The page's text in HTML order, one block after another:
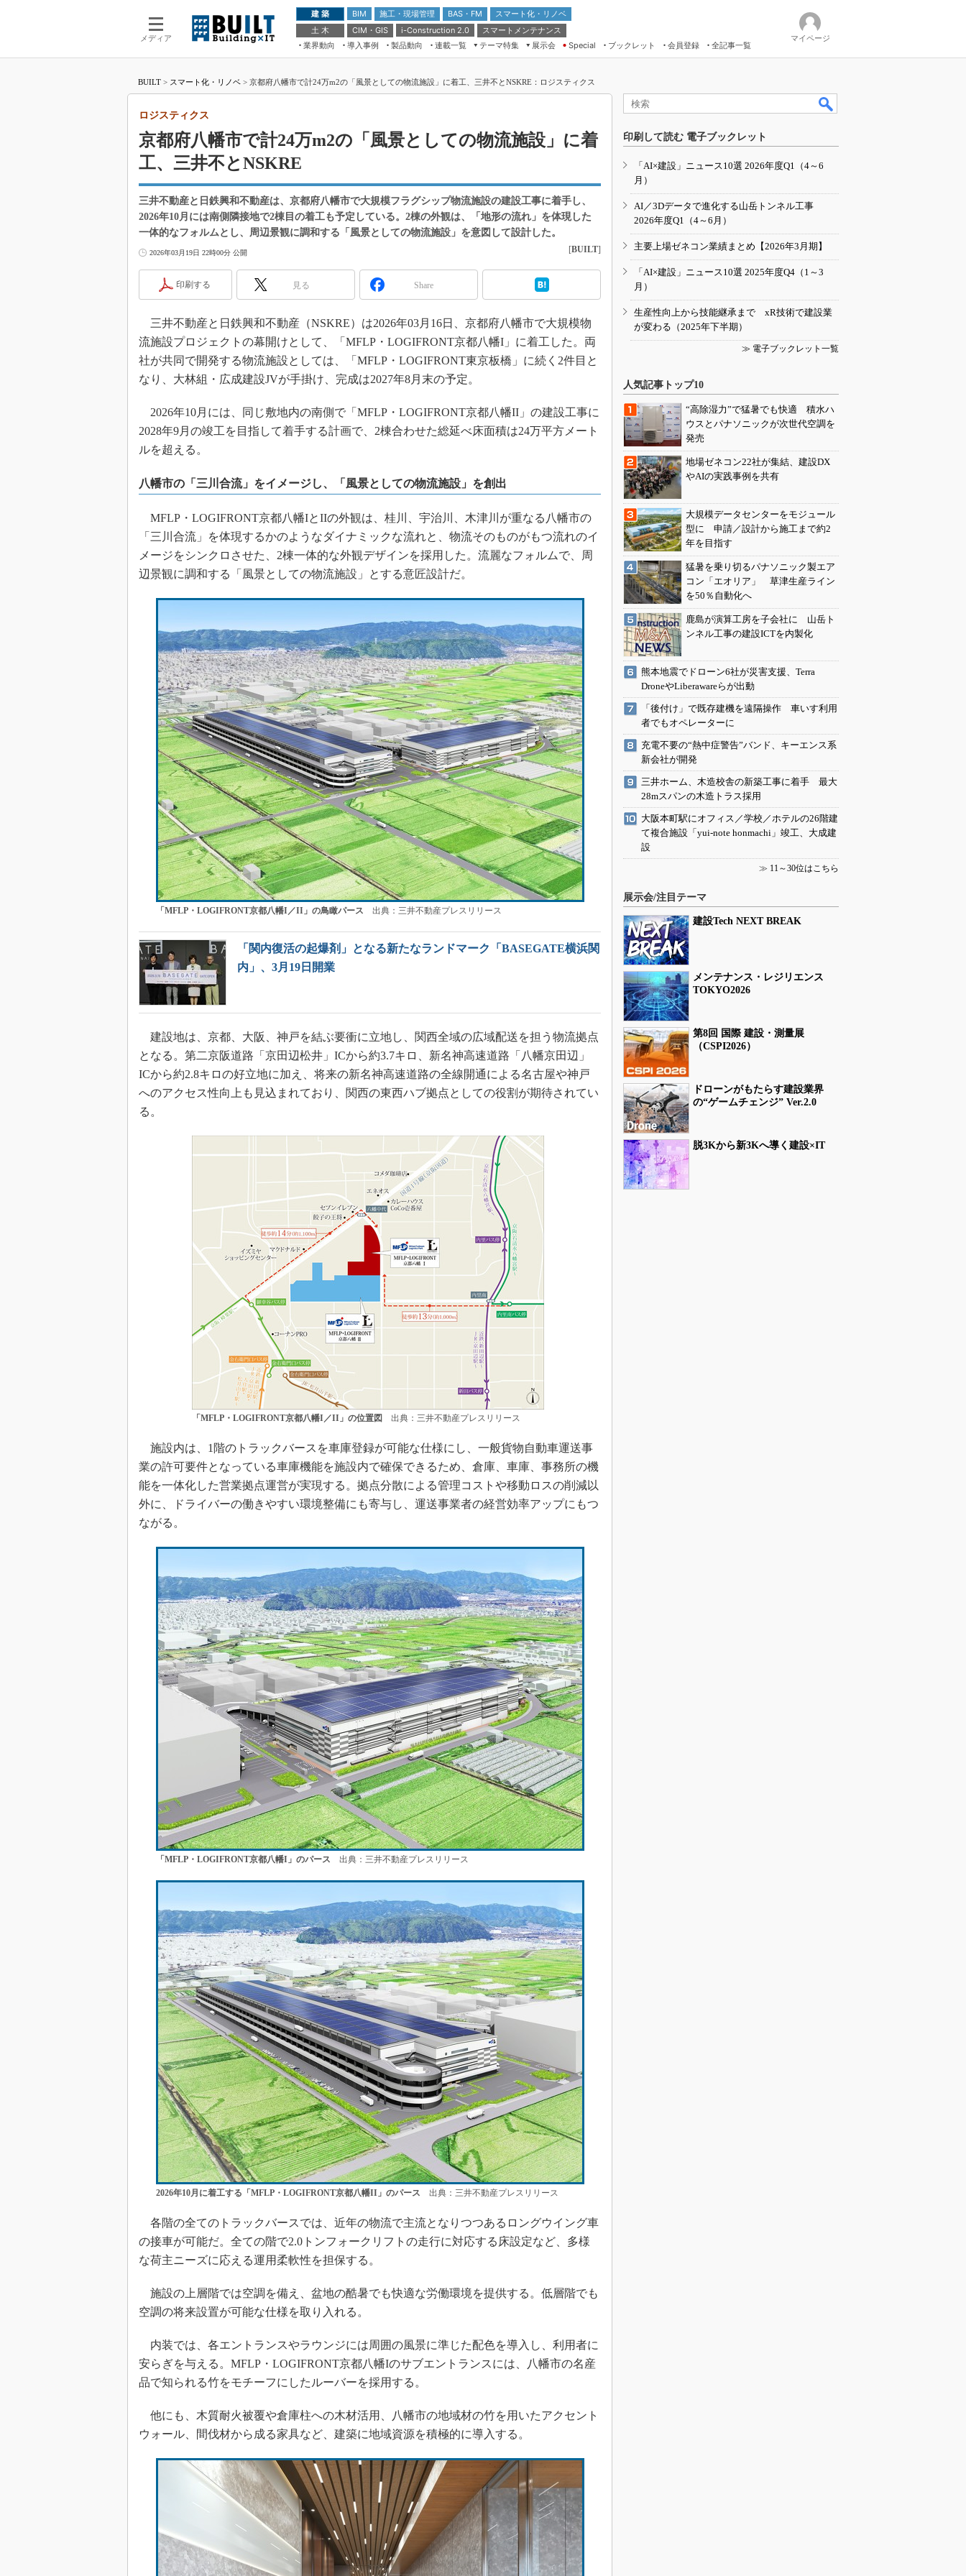
メディア
建 築 BIM 施工・現場管理 BAS・FM
スマート化・リノベ
土 木
CIM・GIS i-Construction 2.0
スマートメンテナンス
業界動向
導入事例 製品動向 連載一覧
テーマ特集
ドローンがもたらす建設業界の“ゲー
ムチェンジ” Ver.2.0
“Society5.0”時代のスマートビル
展示会
第8回 国際 建設・測量展
築・土木・不動産の先端技術展－
メンテナンス・レジリエンスOSAKA
日本 ものづくりワールド 2020
メンテナンス・レジリエンスTOKYO
IGAS2018
Special ブックレット 会員登録 全記事一覧
マイページ
BUILT > スマート化・リノベ > 京都府八幡市で計24万m2の「風景としての物流施設」に着工、三井不とNSKRE：ロジスティクス
京都府八幡市で計24万m2の「風景としての物流施設」に着
工、三井不とNSKRE
ロジスティクス
三井不動産と日鉄興和不動産は、京都府八幡市で大規模フラグシップ物流施設の建設工事に着手し、
2026年10月には南側隣接地で2棟目の着工も予定している。2棟の外観は、「地形の流れ」を体現した
一体的なフォルムとし、周辺景観に調和する「風景としての物流施設」を意図して設計した。
2026年03月19日 22時00分 公開 [BUILT]
印刷する 見る Share
三井不動産と日鉄興和不動産（NSKRE）は2026年03月16日、京都府八幡市で大規模物
流施設プロジェクトの幕開けとして、「MFLP・LOGIFRONT京都八幡I」に着工した。両
社が共同で開発する物流施設としては、「MFLP・LOGIFRONT東京板橋」に続く2件目と
なり、大林組・広成建設JVが手掛け、完成は2027年8月末の予定。
2026年10月には、同じ敷地内の南側で「MFLP・LOGIFRONT京都八幡II」の建設工事に
2028年9月の竣工を目指して着手する計画で、2棟合わせた総延べ床面積は24万平方メート
ルを超える。
八幡市の「三川合流」をイメージし、「風景としての物流施設」を創出
MFLP・LOGIFRONT京都八幡IとIIの外観は、桂川、宇治川、木津川が重なる八幡市の
「三川合流」を体現するかのようなダイナミックな流れと、物流そのものがもつ流れのイ
メージをシンクロさせた、2棟一体的な外観デザインを採用した。流麗なフォルムで、周
辺景観に調和する「風景としての物流施設」とする意匠設計だ。
「MFLP・LOGIFRONT京都八幡I／II」の鳥瞰パース 出典：三井不動産プレスリリース
「関内復活の起爆剤」となる新たなランドマーク「BASEGATE横浜関
内」、3月19日開業
建設地は、京都、大阪、神戸を結ぶ要衝に立地し、関西全域の広域配送を担う物流拠点
となる。第二京阪道路「京田辺松井」ICから約3.7キロ、新名神高速道路「八幡京田辺」
ICから約2.8キロの好立地に加え、将来の新名神高速道路の全線開通による名古屋や神戸
へのアクセス性向上も見込まれており、関西の東西ハブ拠点としての役割が期待されてい
る。
「MFLP・LOGIFRONT京都八幡I／II」の位置図 出典：三井不動産プレスリリース
施設内は、1階のトラックバースを車庫登録が可能な仕様にし、一般貨物自動車運送事
業の許可要件となっている車庫機能を施設内で確保できるため、倉庫、車庫、事務所の機
能を一体化した営業拠点運営が実現する。拠点分散による管理コストや移動ロスの削減以
外に、ドライバーの働きやすい環境整備にも寄与し、運送事業者の経営効率アップにもつ
ながる。
「MFLP・LOGIFRONT京都八幡I」のパース 出典：三井不動産プレスリリース
2026年10月に着工する「MFLP・LOGIFRONT京都八幡II」のパース 出典：三井不動産プレスリリース
各階の全てのトラックバースでは、近年の物流で主流となりつつあるロングウイング車
の接車が可能だ。全ての階で2.0トンフォークリフトの走行に対応する床設定など、多様
な荷主ニーズに応える運用柔軟性を担保する。
施設の上層階では空調を備え、盆地の酷暑でも快適な労働環境を提供する。低層階でも
空調の将来設置が可能な仕様を取り入れる。
内装では、各エントランスやラウンジには周囲の風景に準じた配色を導入し、利用者に
安らぎを与える。MFLP・LOGIFRONT京都八幡Iのサブエントランスには、八幡市の名産
品で知られる竹をモチーフにしたルーバーを採用する。
他にも、木質耐火被覆や倉庫柱への木材活用、八幡市の地域材の竹を用いたアクセント
ウォール、間伐材から成る家具など、建築に地域資源を積極的に導入する。
印刷して読む 電子ブックレット
「AI×建設」ニュース10選 2026年度Q1（4～6
月）
AI／3Dデータで進化する山岳トンネル工事
2026年度Q1（4～6月）
主要上場ゼネコン業績まとめ【2026年3月期】
「AI×建設」ニュース10選 2025年度Q4（1～3
月）
生産性向上から技能継承まで xR技術で建設業
が変わる（2025年下半期）
≫ 電子ブックレット一覧
人気記事トップ10
“高除湿力”で猛暑でも快適 積水ハ
ウスとパナソニックが次世代空調を
発売
地場ゼネコン22社が集結、建設DX
やAIの実践事例を共有
大規模データセンターをモジュール
型に 申請／設計から施工まで約2
年を目指す
猛暑を乗り切るパナソニック製エア
コン「エオリア」 草津生産ライン
を50％自動化へ
鹿島が演算工房を子会社に 山岳ト
ンネル工事の建設ICTを内製化
熊本地震でドローン6社が災害支援、Terra
DroneやLiberawareらが出動
「後付け」で既存建機を遠隔操作 車いす利用
者でもオペレーターに
充電不要の“熱中症警告”バンド、キーエンス系
新会社が開発
三井ホーム、木造校舎の新築工事に着手 最大
28mスパンの木造トラス採用
大阪本町駅にオフィス／学校／ホテルの26階建
て複合施設「yui-note honmachi」竣工、大成建
設
≫ 11～30位はこちら
展示会/注目テーマ
建設Tech NEXT BREAK
メンテナンス・レジリエンス
TOKYO2026
第8回 国際 建設・測量展
（CSPI2026）
ドローンがもたらす建設業界
の“ゲームチェンジ” Ver.2.0
脱3Kから新3Kへ導く建設×IT